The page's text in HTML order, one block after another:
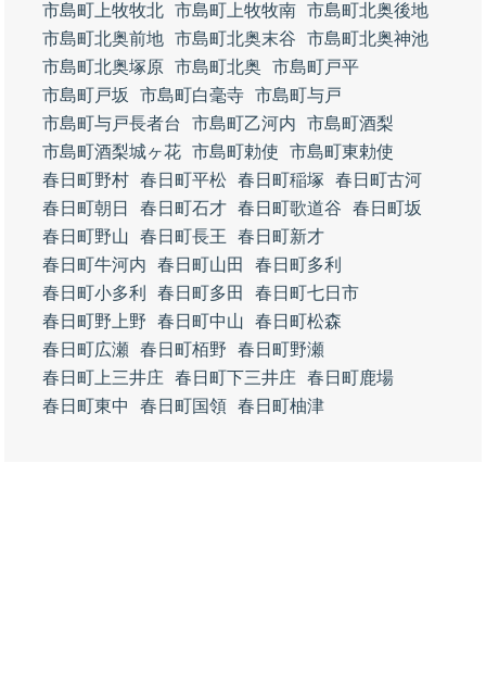
市島町上牧牧北 市島町上牧牧南 市島町北奥後地
市島町北奥前地 市島町北奥末谷
市島町北奥神池
市島町北奥塚原 市島町北奥
市島町戸平
市島町戸坂
市島町白毫寺 市島町与戸
市島町与戸長者台
市島町乙河内
市島町酒梨
市島町酒梨城ヶ花 市島町勅使
市島町東勅使
春日町野村 春日町平松 春日町稲塚
春日町古河
春日町朝日
春日町石才 春日町歌道谷
春日町坂
春日町野山
春日町長王
春日町新才
春日町牛河内
春日町山田
春日町多利
春日町小多利
春日町多田
春日町七日市
春日町野上野
春日町中山
春日町松森
春日町広瀬 春日町栢野
春日町野瀬
春日町上三井庄
春日町下三井庄
春日町鹿場
春日町東中
春日町国領 春日町柚津